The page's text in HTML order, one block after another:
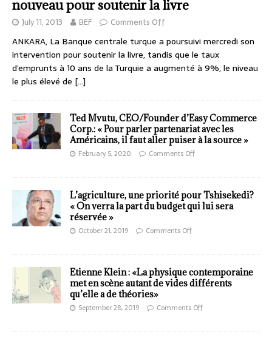
nouveau pour soutenir la livre
July 11, 2013 BEF Comments Off
ANKARA, La Banque centrale turque a poursuivi mercredi son
intervention pour soutenir la livre, tandis que le taux
d’emprunts à 10 ans de la Turquie a augmenté à 9%, le niveau
le plus élevé de […]
Ted Mvutu, CEO/Founder d’Easy Commerce
Corp.: « Pour parler partenariat avec les
Américains, il faut aller puiser à la source »
February 5, 2020 Comments Off
L’agriculture, une priorité pour Tshisekedi?
« On verra la part du budget qui lui sera
réservée »
October 21, 2019 Comments Off
Etienne Klein : «La physique contemporaine
met en scène autant de vides différents
qu’elle a de théories»
September 28, 2019 Comments Off